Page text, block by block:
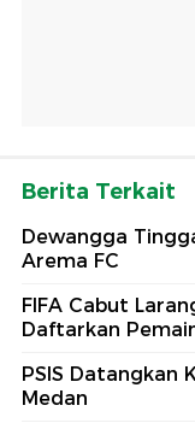
Berita Terkait
Dewangga
Arema FC
FIFA Cabut
Daftarkan
PSIS Datangkan
Medan